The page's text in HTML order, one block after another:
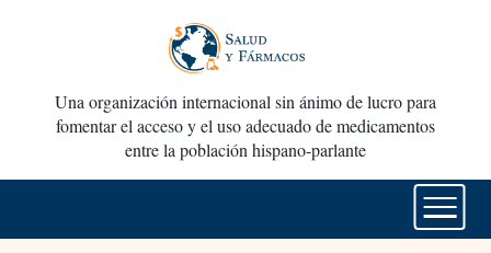
Una organización internacional sin ánimo de lucro para
fomentar el acceso y el uso adecuado de medicamentos
entre la población hispano-parlante